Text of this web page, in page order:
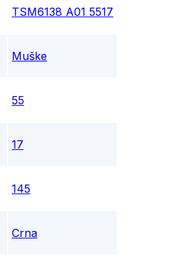
TSM6138 A01 5517
Muške
55
17
145
Crna